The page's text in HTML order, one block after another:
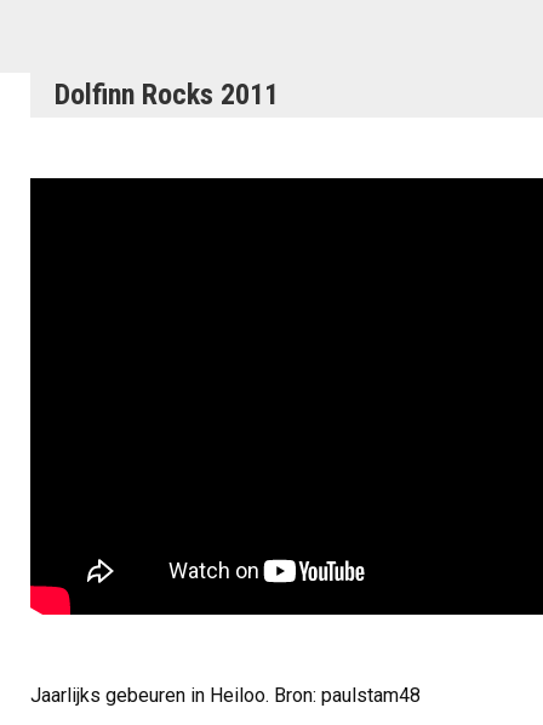
Dolfinn Rocks 2011
Jaarlijks gebeuren in Heiloo. Bron: paulstam48